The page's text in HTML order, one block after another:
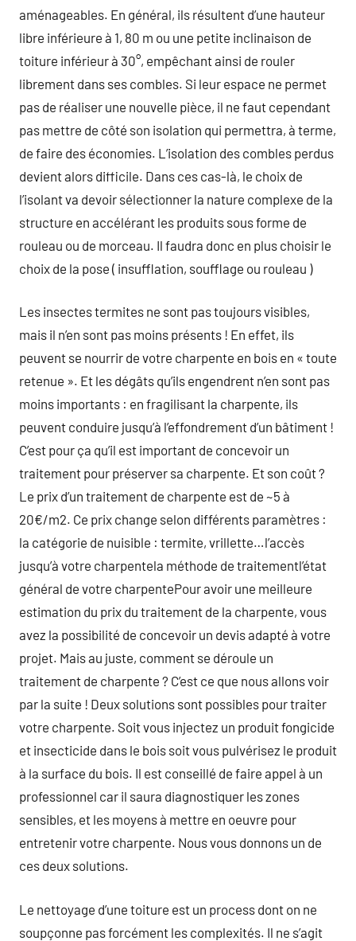
aménageables. En général, ils résultent d’une hauteur
libre inférieure à 1, 80 m ou une petite inclinaison de
toiture inférieur à 30°, empêchant ainsi de rouler
librement dans ses combles. Si leur espace ne permet
pas de réaliser une nouvelle pièce, il ne faut cependant
pas mettre de côté son isolation qui permettra, à terme,
de faire des économies. L’isolation des combles perdus
devient alors difficile. Dans ces cas-là, le choix de
l’isolant va devoir sélectionner la nature complexe de la
structure en accélérant les produits sous forme de
rouleau ou de morceau. Il faudra donc en plus choisir le
choix de la pose ( insufflation, soufflage ou rouleau )
Les insectes termites ne sont pas toujours visibles,
mais il n’en sont pas moins présents ! En effet, ils
peuvent se nourrir de votre charpente en bois en « toute
retenue ». Et les dégâts qu’ils engendrent n’en sont pas
moins importants : en fragilisant la charpente, ils
peuvent conduire jusqu’à l’effondrement d’un bâtiment !
C’est pour ça qu’il est important de concevoir un
traitement pour préserver sa charpente. Et son coût ?
Le prix d’un traitement de charpente est de ~5 à
20€/m2. Ce prix change selon différents paramètres :
la catégorie de nuisible : termite, vrillette…l’accès
jusqu’à votre charpentela méthode de traitementl’état
général de votre charpentePour avoir une meilleure
estimation du prix du traitement de la charpente, vous
avez la possibilité de concevoir un devis adapté à votre
projet. Mais au juste, comment se déroule un
traitement de charpente ? C’est ce que nous allons voir
par la suite ! Deux solutions sont possibles pour traiter
votre charpente. Soit vous injectez un produit fongicide
et insecticide dans le bois soit vous pulvérisez le produit
à la surface du bois. Il est conseillé de faire appel à un
professionnel car il saura diagnostiquer les zones
sensibles, et les moyens à mettre en oeuvre pour
entretenir votre charpente. Nous vous donnons un de
ces deux solutions.
Le nettoyage d’une toiture est un process dont on ne
soupçonne pas forcément les complexités. Il ne s’agit